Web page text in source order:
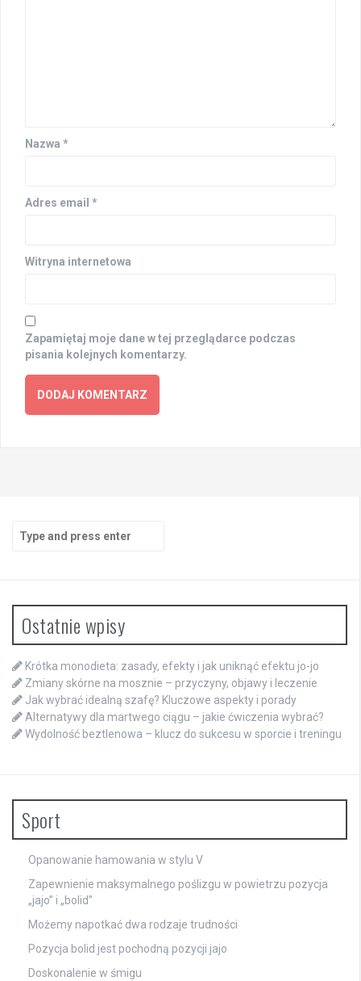
Nazwa *
Adres email *
Witryna internetowa
Zapamiętaj moje dane w tej przeglądarce podczas
pisania kolejnych komentarzy.
Search
for:
Ostatnie wpisy
Krótka monodieta: zasady, efekty i jak uniknąć efektu jo-jo
Zmiany skórne na mosznie – przyczyny, objawy i leczenie
Jak wybrać idealną szafę? Kluczowe aspekty i porady
Alternatywy dla martwego ciągu – jakie ćwiczenia wybrać?
Wydolność beztlenowa – klucz do sukcesu w sporcie i treningu
Sport
Opanowanie hamowania w stylu V
Zapewnienie maksymalnego poślizgu w powietrzu pozycja
„jajo” i „bolid”
Możemy napotkać dwa rodzaje trudności
Pozycja bolid jest pochodną pozycji jajo
Doskonalenie w śmigu